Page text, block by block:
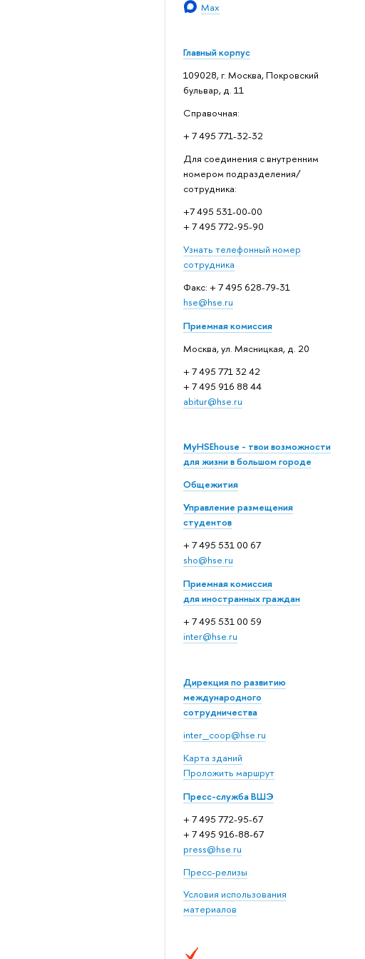
Max
Главный корпус
109028, г. Москва, Покровский
бульвар, д. 11
Справочная:
+ 7 495 771-32-32
Для соединения с внутренним
номером подразделения/
сотрудника:
+7 495 531-00-00
+ 7 495 772-95-90
Узнать телефонный номер
сотрудника
Факс: + 7 495 628-79-31
hse@hse.ru
Приемная комиссия
Москва, ул. Мясницкая, д. 20
+ 7 495 771 32 42
+ 7 495 916 88 44
abitur@hse.ru
MyHSEhouse - твои возможности
для жизни в большом городе
Общежития
Управление размещения
студентов
+ 7 495 531 00 67
sho@hse.ru
Приемная комиссия
для иностранных граждан
+ 7 495 531 00 59
inter@hse.ru
Дирекция по развитию
международного
сотрудничества
inter_coop@hse.ru
Карта зданий
Проложить маршрут
Пресс-служба ВШЭ
+ 7 495 772-95-67
+ 7 495 916-88-67
press@hse.ru
Пресс-релизы
Условия использования
материалов